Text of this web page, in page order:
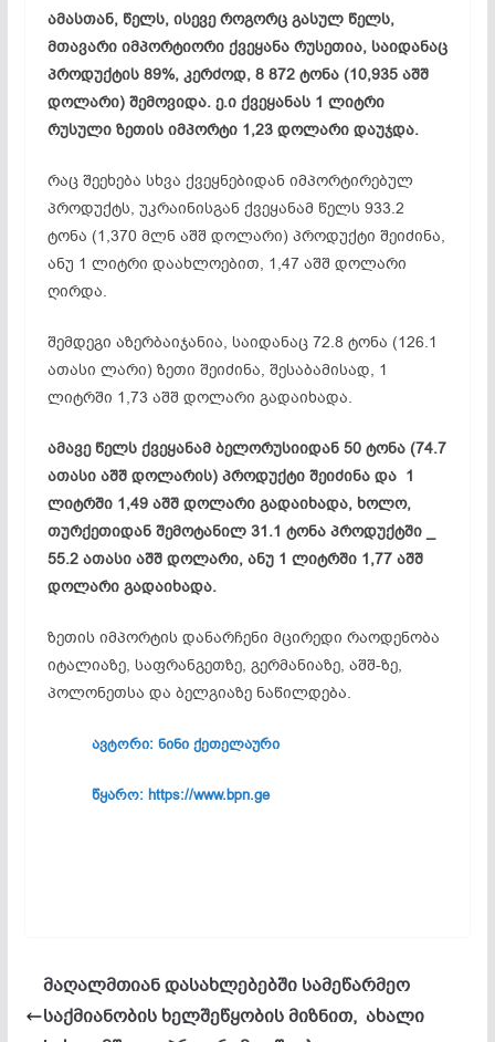
ამასთან, წელს, ისევე როგორც გასულ წელს,
მთავარი იმპორტიორი ქვეყანა რუსეთია, საიდანაც
პროდუქტის 89%, კერძოდ, 8 872 ტონა (10,935 აშშ
დოლარი) შემოვიდა. ე.ი ქვეყანას 1 ლიტრი
რუსული ზეთის იმპორტი 1,23 დოლარი დაუჯდა.
რაც შეეხება სხვა ქვეყნებიდან იმპორტირებულ
პროდუქტს, უკრაინისგან ქვეყანამ წელს 933.2
ტონა (1,370 მლნ აშშ დოლარი) პროდუქტი შეიძინა,
ანუ 1 ლიტრი დაახლოებით, 1,47 აშშ დოლარი
ღირდა.
შემდეგი აზერბაიჯანია, საიდანაც 72.8 ტონა (126.1
ათასი ლარი) ზეთი შეიძინა, შესაბამისად, 1
ლიტრში 1,73 აშშ დოლარი გადაიხადა.
ამავე წელს ქვეყანამ ბელორუსიიდან 50 ტონა (74.7
ათასი აშშ დოლარის) პროდუქტი შეიძინა და 1
ლიტრში 1,49 აშშ დოლარი გადაიხადა, ხოლო,
თურქეთიდან შემოტანილ 31.1 ტონა პროდუქტში _
55.2 ათასი აშშ დოლარი, ანუ 1 ლიტრში 1,77 აშშ
დოლარი გადაიხადა.
ზეთის იმპორტის დანარჩენი მცირედი რაოდენობა
იტალიაზე, საფრანგეთზე, გერმანიაზე, აშშ-ზე,
პოლონეთსა და ბელგიაზე ნაწილდება.
ავტორი: ნინი ქეთელაური
წყარო: https://www.bpn.ge
მაღალმთიან დასახლებებში სამეწარმეო
საქმიანობის ხელშეწყობის მიზნით, ახალი